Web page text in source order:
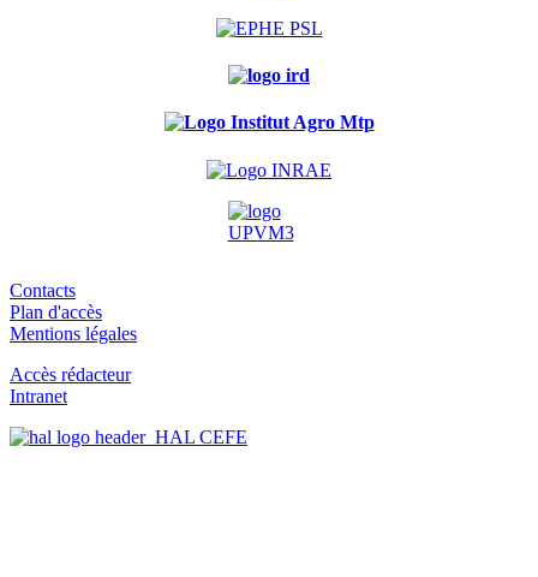
Contacts
Plan d'accès
Mentions légales
Accès rédacteur
Intranet
HAL CEFE